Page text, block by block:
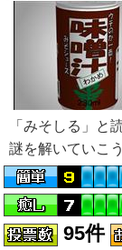
「みそしる」と
謎を解いていこう
95件